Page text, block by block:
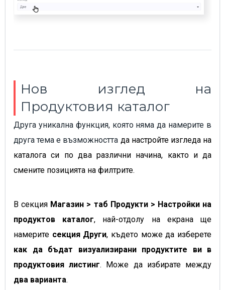
Нов изглед на
Продуктовия каталог
Друга уникална функция, която няма да намерите в
друга тема е възможността да настройте изгледа на
каталога си по два различни начина, както и да
смените позицията на филтрите.
В секция Магазин > таб Продукти > Настройки на
продуктов каталог, най-отдолу на екрана ще
намерите секция Други, където може да изберете
как да бъдат визуализирани продуктите ви в
продуктовия листинг. Може да избирате между
два варианта.